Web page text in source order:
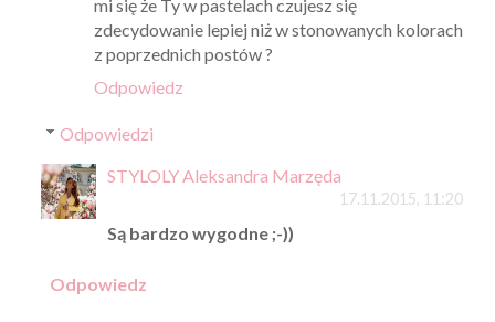
mi się że Ty w pastelach czujesz się
zdecydowanie lepiej niż w stonowanych kolorach
z poprzednich postów ?
Odpowiedz
Odpowiedzi
STYLOLY Aleksandra Marzęda
17.11.2015, 11:20
Są bardzo wygodne ;-))
Odpowiedz